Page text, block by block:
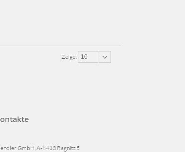
Zeige: 10
GmbH, A-8413 Ragnitz 5